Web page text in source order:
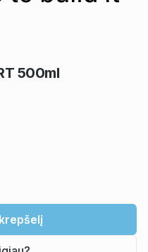
500ml